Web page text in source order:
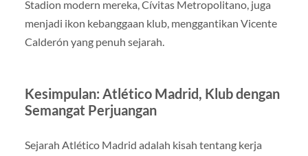
Stadion modern mereka, Cívitas Metropolitano, juga
menjadi ikon kebanggaan klub, menggantikan Vicente
Calderón yang penuh sejarah.
Kesimpulan: Atlético Madrid, Klub dengan
Semangat Perjuangan
Sejarah Atlético Madrid adalah kisah tentang kerja